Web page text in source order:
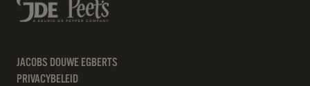
JACOBS DOUWE EGBERTS
PRIVACYBELEID